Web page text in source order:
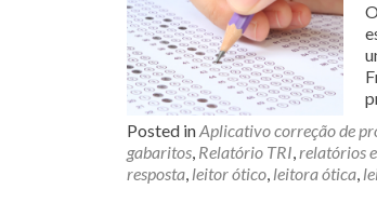
Posted inAplicativo correção de
gabaritos, Relatório TRI,relatórios
resposta, leitor ótico, leitora ótica,